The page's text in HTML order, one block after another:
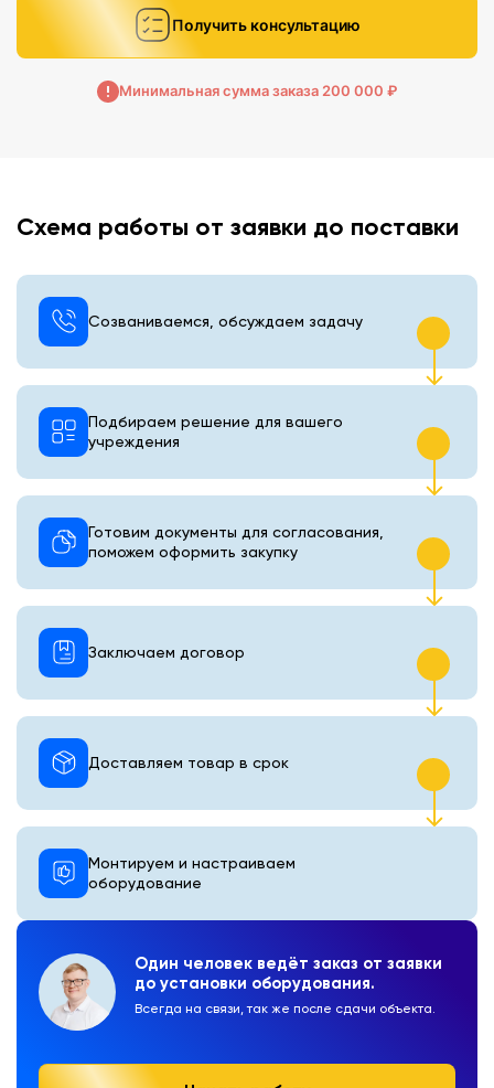
Получить консультацию
Минимальная сумма заказа 200 000 ₽
Схема работы от заявки до поставки
Один человек ведёт заказ от заявки
до установки оборудования.
Всегда на связи, так же после сдачи объекта.
Созваниваемся, обсуждаем задачу
Подбираем решение для вашего
учреждения
Готовим документы для согласования,
поможем оформить закупку
Монтируем и настраиваем
оборудование
Доставляем товар в срок
Заключаем договор